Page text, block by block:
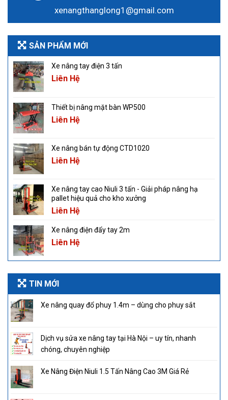
xenangthanglong1@gmail.com
SẢN PHẨM MỚI
Xe nâng tay điện 3 tấn
Liên Hệ
Thiết bị nâng mặt bàn WP500
Liên Hệ
Xe nâng bán tự động CTD1020
Liên Hệ
Xe nâng tay cao Niuli 3 tấn - Giải pháp nâng hạ
pallet hiệu quả cho kho xưởng
Liên Hệ
Xe nâng điện đẩy tay 2m
Liên Hệ
TIN MỚI
Xe nâng quay đổ phuy 1.4m – dùng cho phuy sắt
Dịch vụ sửa xe nâng tay tại Hà Nội – uy tín, nhanh
chóng, chuyên nghiệp
Xe Nâng Điện Niuli 1.5 Tấn Nâng Cao 3M Giá Rẻ